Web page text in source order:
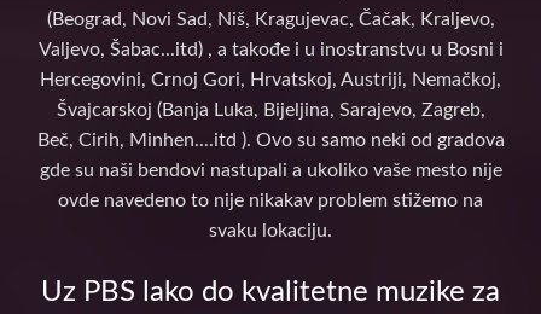
(Beograd, Novi Sad, Niš, Kragujevac, Čačak, Kraljevo,
Valjevo, Šabac...itd) , a takođe i u inostranstvu u Bosni i
Hercegovini, Crnoj Gori, Hrvatskoj, Austriji, Nemačkoj,
Švajcarskoj (Banja Luka, Bijeljina, Sarajevo, Zagreb,
Beč, Cirih, Minhen....itd ). Ovo su samo neki od gradova
gde su naši bendovi nastupali a ukoliko vaše mesto nije
ovde navedeno to nije nikakav problem stižemo na
svaku lokaciju.
Uz PBS lako do kvalitetne muzike za